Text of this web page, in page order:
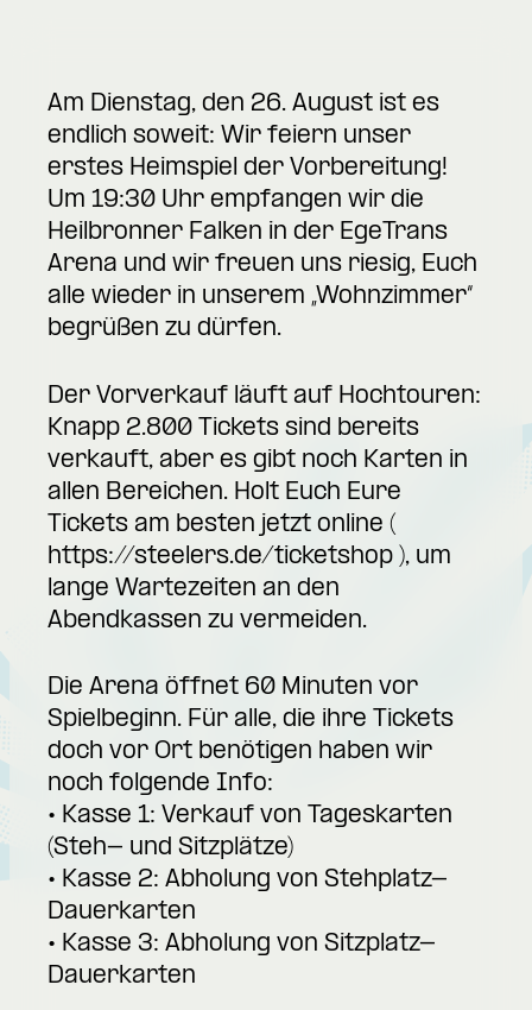
Am Dienstag, den 26. August ist es
endlich soweit: Wir feiern unser
erstes Heimspiel der Vorbereitung!
Um 19:30 Uhr empfangen wir die
Heilbronner Falken in der EgeTrans
Arena und wir freuen uns riesig, Euch
alle wieder in unserem „Wohnzimmer“
begrüßen zu dürfen.
Der Vorverkauf läuft auf Hochtouren:
Knapp 2.800 Tickets sind bereits
verkauft, aber es gibt noch Karten in
allen Bereichen. Holt Euch Eure
Tickets am besten jetzt online (
https://steelers.de/ticketshop ), um
lange Wartezeiten an den
Abendkassen zu vermeiden.
Die Arena öffnet 60 Minuten vor
Spielbeginn. Für alle, die ihre Tickets
doch vor Ort benötigen haben wir
noch folgende Info:
• Kasse 1: Verkauf von Tageskarten
(Steh- und Sitzplätze)
• Kasse 2: Abholung von Stehplatz-
Dauerkarten
• Kasse 3: Abholung von Sitzplatz-
Dauerkarten